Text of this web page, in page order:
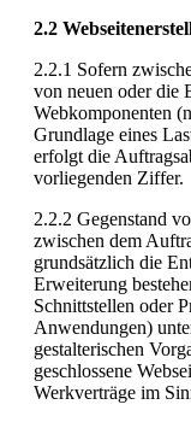
2.2
2.2.1 Sofern
von neuen oder die
Webkomponenten
Grundlage eines
erfolgt die
vorliegenden Ziffer.
2.2.2 Gegenstand
zwischen dem
grundsätzlich die
Erweiterung
Schnittstellen oder
Anwendungen)
gestalterischen
geschlossene
Werkverträge im